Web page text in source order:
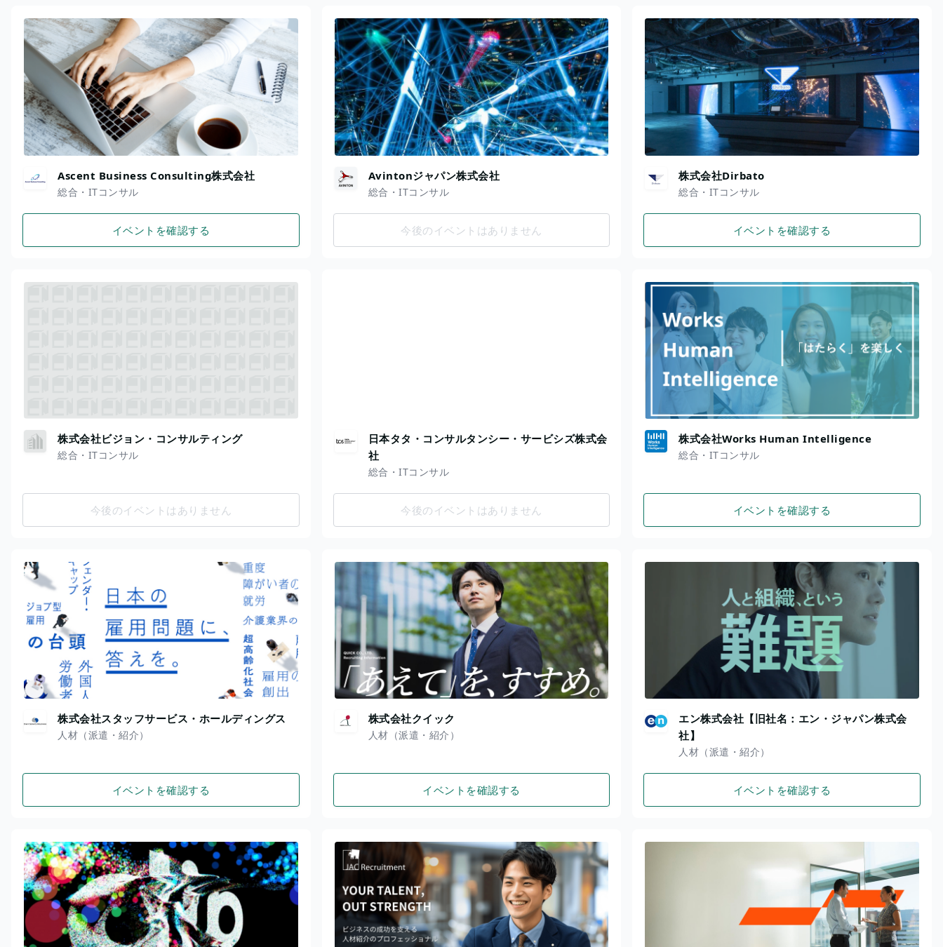
Ascent Business Consulting株式会社
総合・ITコンサル
イベントを確認する
Avintonジャパン株式会社
総合・ITコンサル
今後のイベントはありません
株式会社Dirbato
総合・ITコンサル
イベントを確認する
株式会社ビジョン・コンサルティング
総合・ITコンサル
今後のイベントはありません
日本タタ・コンサルタンシー・サービシズ株式会
社
総合・ITコンサル
今後のイベントはありません
株式会社Works Human Intelligence
総合・ITコンサル
イベントを確認する
株式会社スタッフサービス・ホールディングス
人材（派遣・紹介）
イベントを確認する
株式会社クイック
人材（派遣・紹介）
イベントを確認する
エン株式会社【旧社名：エン・ジャパン株式会
社】
人材（派遣・紹介）
イベントを確認する